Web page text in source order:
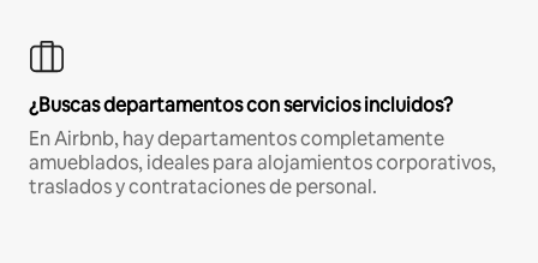
¿Buscas departamentos con servicios incluidos?
En Airbnb, hay departamentos completamente
amueblados, ideales para alojamientos corporativos,
traslados y contrataciones de personal.